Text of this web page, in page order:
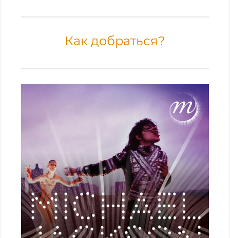
Как добраться?